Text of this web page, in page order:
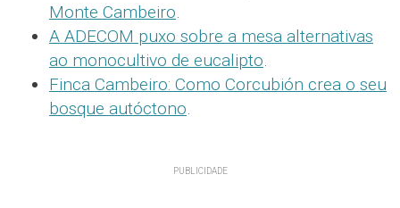
Monte Cambeiro
A ADECOM puxo sobre a mesa alternativas
ao monocultivo de eucalipto
Finca Cambeiro: Como Corcubión crea o seu
bosque autóctono